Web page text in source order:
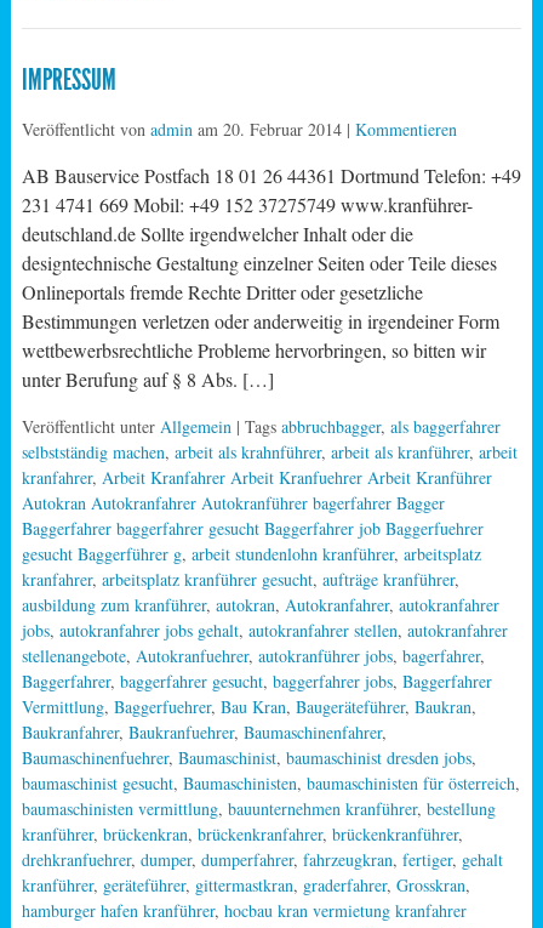
IMPRESSUM
Veröffentlicht von adminam 20. Februar 2014| Kommentieren
AB Bauservice Postfach 18 01 26 44361 Dortmund Telefon: +49
231 4741 669 Mobil: +49 152 37275749 www.kranführer-
deutschland.de Sollte irgendwelcher Inhalt oder die
designtechnische Gestaltung einzelner Seiten oder Teile dieses
Onlineportals fremde Rechte Dritter oder gesetzliche
Bestimmungen verletzen oder anderweitig in irgendeiner Form
wettbewerbsrechtliche Probleme hervorbringen, so bitten wir
unter Berufung auf § 8 Abs. […]
Veröffentlicht unter Allgemein | Tags abbruchbagger, als baggerfahrer
selbstständig machen, arbeit als krahnführer, arbeit als kranführer, arbeit
kranfahrer, Arbeit Kranfahrer Arbeit Kranfuehrer Arbeit Kranführer
Autokran Autokranfahrer Autokranführer bagerfahrer Bagger
Baggerfahrer baggerfahrer gesucht Baggerfahrer job Baggerfuehrer
gesucht Baggerführer g, arbeit stundenlohn kranführer, arbeitsplatz
kranfahrer, arbeitsplatz kranführer gesucht, aufträge kranführer,
ausbildung zum kranführer, autokran, Autokranfahrer, autokranfahrer
jobs, autokranfahrer jobs gehalt, autokranfahrer stellen, autokranfahrer
stellenangebote, Autokranfuehrer, autokranführer jobs, bagerfahrer,
Baggerfahrer, baggerfahrer gesucht, baggerfahrer jobs, Baggerfahrer
Vermittlung, Baggerfuehrer, Bau Kran, Baugeräteführer, Baukran,
Baukranfahrer, Baukranfuehrer, Baumaschinenfahrer,
Baumaschinenfuehrer, Baumaschinist, baumaschinist dresden jobs,
baumaschinist gesucht, Baumaschinisten, baumaschinisten für österreich,
baumaschinisten vermittlung, bauunternehmen kranführer, bestellung
kranführer, brückenkran, brückenkranfahrer, brückenkranführer,
drehkranfuehrer, dumper, dumperfahrer, fahrzeugkran, fertiger, gehalt
kranführer, geräteführer, gittermastkran, graderfahrer, Grosskran,
hamburger hafen kranführer, hocbau kran vermietung kranfahrer